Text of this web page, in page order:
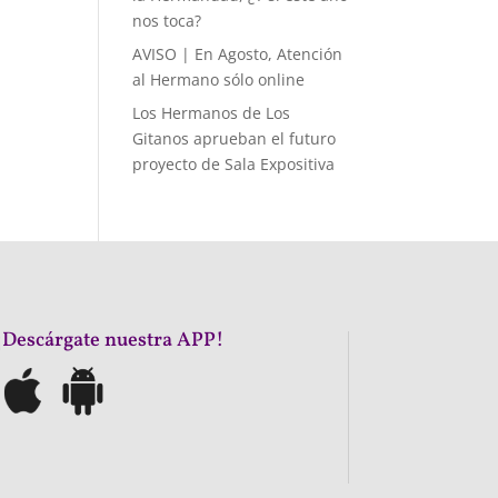
nos toca?
AVISO | En Agosto, Atención
al Hermano sólo online
Los Hermanos de Los
Gitanos aprueban el futuro
proyecto de Sala Expositiva
nuestra APP!